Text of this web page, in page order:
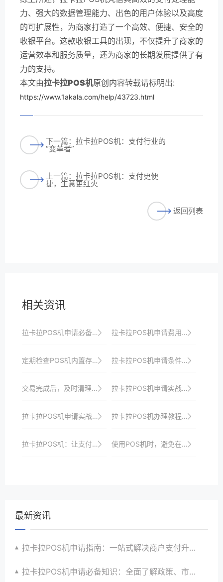
力、强大的数据管理能力、出色的用户体验以及高度
的可扩展性，为商家打造了一个高效、便捷、安全的
收银平台。这款收银工具的出现，不仅提升了商家的
运营效率和服务质量，还为商家的长期发展提供了有
力的支持。
本文由拉卡拉POS机原创内容转载请标明出:
https://www.1akala.com/help/43723.html
下一篇：拉卡拉POS机：支付行业的
“变革者”
上一篇：拉卡拉POS机：支付更便
捷，生意更红火
返回列表
相关资讯
拉卡拉POS机申请必备知识：了解这些技巧更省心省力 拉卡拉POS机申请费用及优惠政策全攻略
定期检查POS机内置存储，及时清理无用数据。 拉卡拉POS机申请条件：你是否符合要求？
交易完成后，及时清理POS机上的指纹或污渍。 拉卡拉POS机申请实战：如何快速响应市场需求并上线
拉卡拉POS机申请实战分享：如何借助支付创新技术提升商户运营效益与效率 拉卡拉POS机办理教程：轻松几步开启收银新时代大门，助力商家实现收银升级与转型
拉卡拉POS机：让支付变得更简单 使用POS机时，避免在灰尘过多的环境下操作，以防堵塞散热孔。
最新资讯
拉卡拉POS机申请指南：一站式解决商户支付升级、智能化与创新需求
拉卡拉POS机申请必备知识：全面了解政策、市场、技术与创新趋势